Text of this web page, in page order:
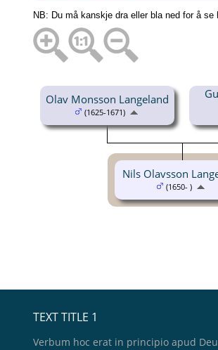
NB: Du må kanskje dra eller bla ned for å se
Olav Monsson Langeland
(1625-1671)
Nils Olavsson
(1650- )
TEXT TITLE 1
Verbum hoc erat in principio apud